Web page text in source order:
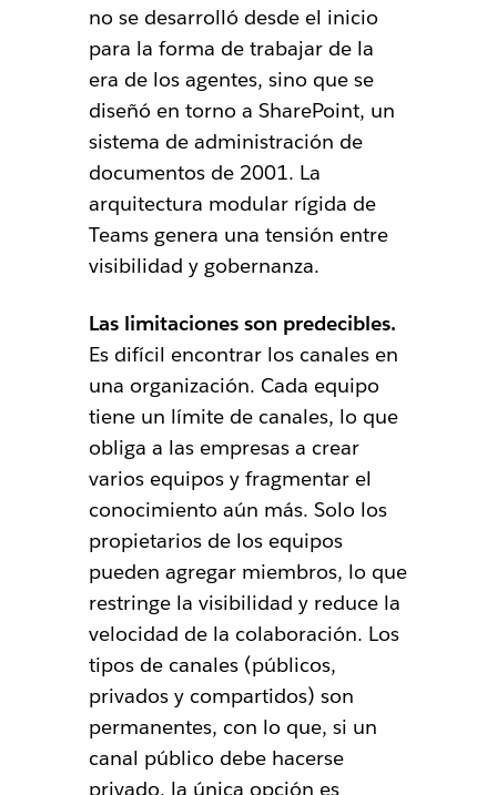
no se desarrolló desde el inicio
para la forma de trabajar de la
era de los agentes, sino que se
diseñó en torno a SharePoint, un
sistema de administración de
documentos de 2001. La
arquitectura modular rígida de
Teams genera una tensión entre
visibilidad y gobernanza.
Las limitaciones son predecibles.
Es difícil encontrar los canales en
una organización. Cada equipo
tiene un límite de canales, lo que
obliga a las empresas a crear
varios equipos y fragmentar el
conocimiento aún más. Solo los
propietarios de los equipos
pueden agregar miembros, lo que
restringe la visibilidad y reduce la
velocidad de la colaboración. Los
tipos de canales (públicos,
privados y compartidos) son
permanentes, con lo que, si un
canal público debe hacerse
privado, la única opción es